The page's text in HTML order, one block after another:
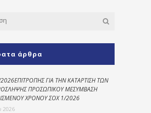
άρθρα
ΓΙΑ ΤΗΝ ΚΑΤΑΡΤΙΣΗ ΤΩΝ
ΠΡΟΣΩΠΙΚΟΥ ΜΕΣΥΜΒΑΣΗ
ΧΡΟΝΟΥ ΣΟΧ 1/2026
2026